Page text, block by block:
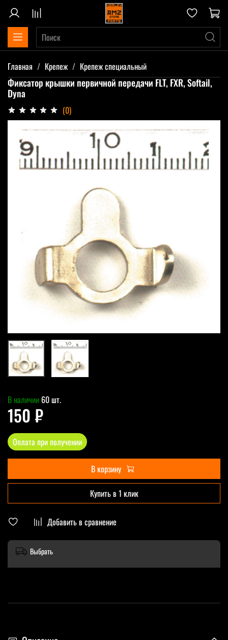
Главная Крепеж Крепеж специальный
Фиксатор крышки первичной передачи FLT, FXR, Softail,
Dyna
(0)
Добавить в сравнение
В наличии 60 шт.
150 ₽
Оплата при получении
В корзину
Купить в 1 клик
Выбрать